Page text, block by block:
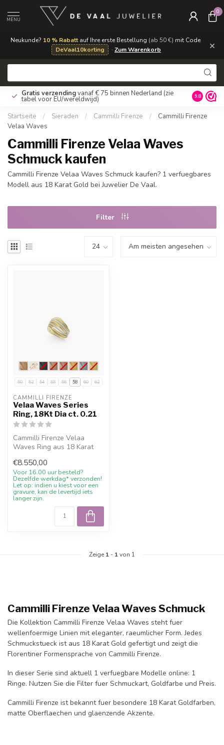
Neukunde? 10 % Rabattauf Ihre erste Bestellung (ab 50 €) mit Code
DeVaal10korting
· Zum Warenkorb ×
MENU
0
Gratis verzendingvanaf € 75 binnen Nederland (zie
tabel voor EU/wereldwijd) 9.8
Startseite / Sieraden / Cammilli Firenze /
Cammilli Firenze
Velaa Waves
Cammilli Firenze Velaa Waves
Schmuck kaufen
Cammilli Firenze Velaa Waves Schmuck kaufen? 1 verfuegbares
Modell aus 18 Karat Gold bei Juwelier De Vaal.
Filter
50 52 54 55 56 58 60 62
CAMMILLI FIRENZE
Velaa Waves Series
Ring, 18Kt Dia ct. 0.21
Cammilli Firenze Velaa
Waves Ring aus 18 Karat
verfue...
€8.550,00
Voor 16.00 uur besteld?
Dezelfde werkdag* verzonden!
Let op: indien u kiest voor een
gravure, kan de levertijd iets
langer zijn.
Zeige 1 - 1von 1
Cammilli Firenze Velaa Waves Schmuck
Die Kollektion Cammilli Firenze Velaa Waves steht fuer
wellenfoermige Linien mit eleganter, raeumlicher Form. Jedes
Schmuckstueck ist aus 18 Karat Gold gefertigt und zeigt die
Florentiner Formensprache von Cammilli Firenze.
In dieser Serie sind aktuell 1 verfuegbare Modelle online: 1
Ringe. Nutzen Sie die Filter fuer Schmuckart, Goldfarbe und Preis.
Cammilli Firenze ist bekannt fuer besondere 18 Karat Goldfarben,
matte Oberflaechen und glaenzende Akzente.